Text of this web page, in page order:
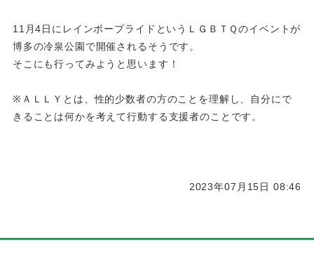
11月4日にレインボープライドというＬＧＢＴＱのイベントが
博多の冷泉公園で開催されるそうです。
そこにも行ってみようと思います！
※ＡＬＬＹとは、性的少数者の方のことを理解し、自分にで
きることは何かを考えて行動する支援者のことです。
2023年07月15日 08:46